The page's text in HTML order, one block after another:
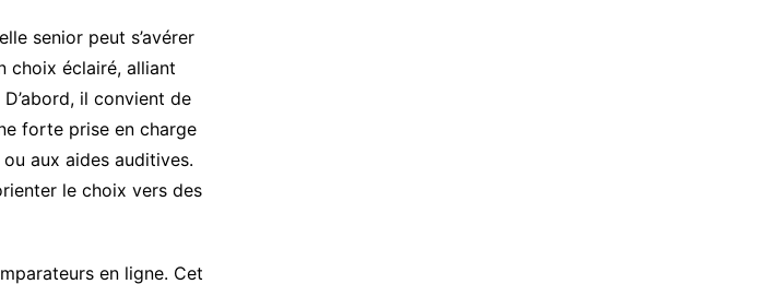
senior peut s’avérer
choix éclairé, alliant
il convient de
forte prise en charge
aux aides auditives.
le choix vers des
en ligne. Cet